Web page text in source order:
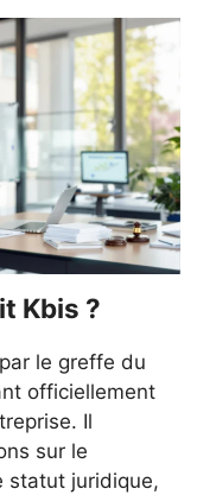
Kbis ?
le greffe du
officiellement
Il
sur le
statut juridique,